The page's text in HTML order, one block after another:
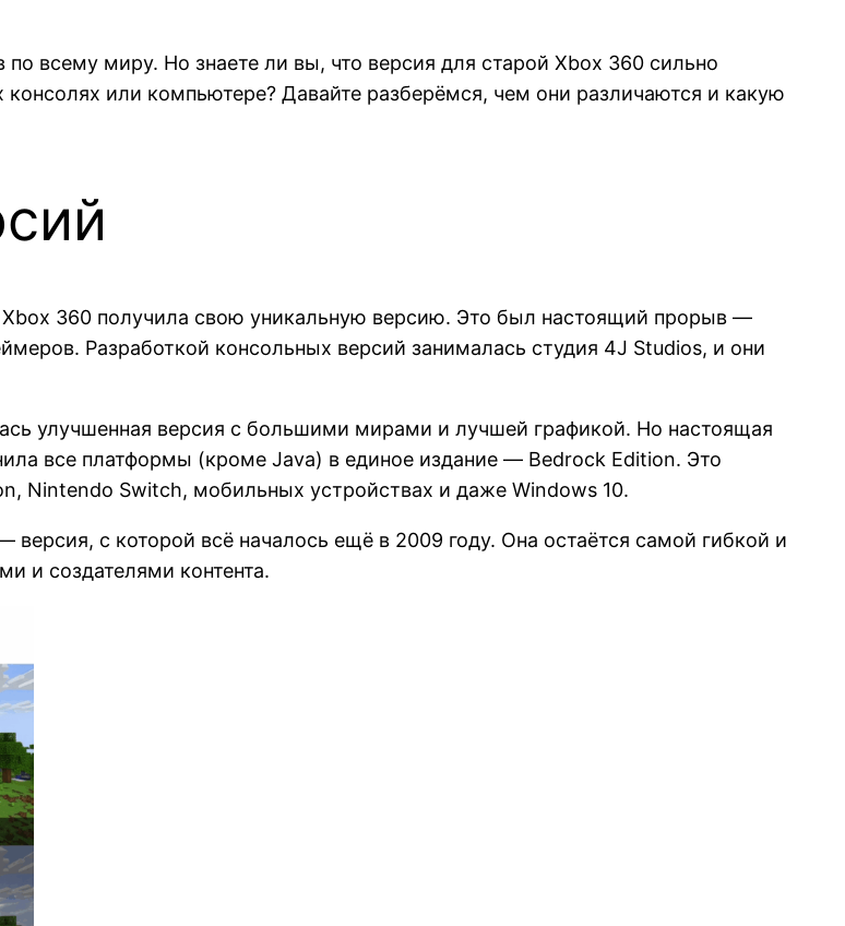
всему миру. Но знаете ли вы, что версия для старой Xbox 360 сильно
или компьютере? Давайте разберёмся, чем они различаются и какую
Xbox 360 получила свою уникальную версию. Это был настоящий прорыв —
Разработкой консольных версий занималась студия 4J Studios, и они
улучшенная версия с большими мирами и лучшей графикой. Но настоящая
все платформы (кроме Java) в единое издание — Bedrock Edition. Это
Nintendo Switch, мобильных устройствах и даже Windows 10.
с которой всё началось ещё в 2009 году. Она остаётся самой гибкой и
и создателями контента.